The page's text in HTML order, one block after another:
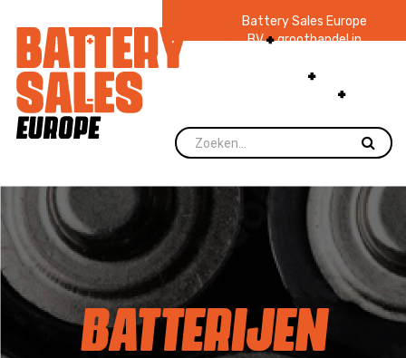
Battery Sales Europe
BV groothandel in
zaklampen Ruim 48
jaar ervaring
voorraad.
BATTERIJEN